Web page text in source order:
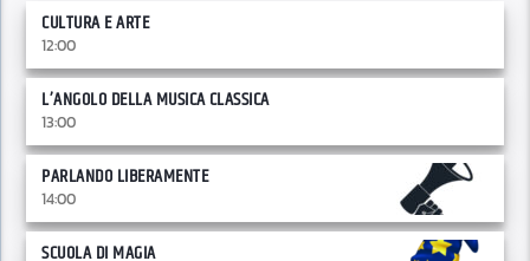
CULTURA E ARTE
12:00
L’ANGOLO DELLA MUSICA CLASSICA
13:00
PARLANDO LIBERAMENTE
14:00
SCUOLA DI MAGIA